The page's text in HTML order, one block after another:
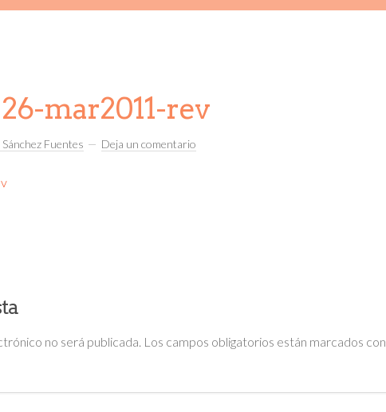
mar2011-rev
Fuentes Deja un comentario
no será publicada. Los campos obligatorios están marcados con